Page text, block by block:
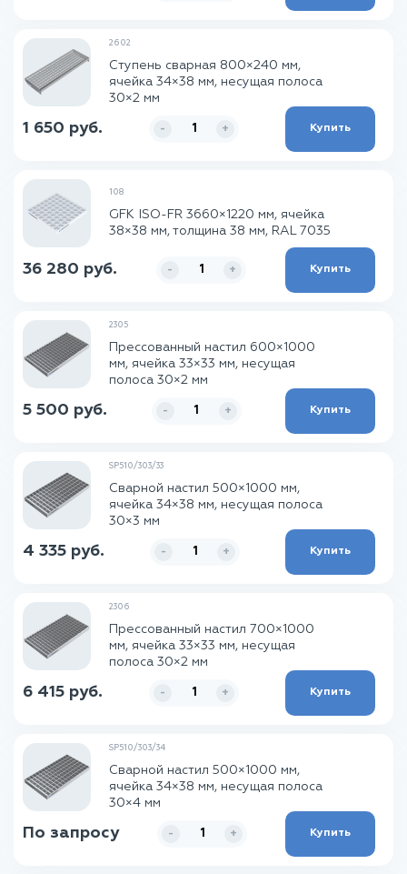
2602
Ступень сварная 800×240 мм,
ячейка 34×38 мм, несущая полоса
30×2 мм
1 650 руб. - + Купить
108
GFK ISO-FR 3660×1220 мм, ячейка
38×38 мм, толщина 38 мм, RAL 7035
36 280 руб. - + Купить
2305
Прессованный настил 600×1000
мм, ячейка 33×33 мм, несущая
полоса 30×2 мм
5 500 руб. - + Купить
SP510/303/33
Сварной настил 500×1000 мм,
ячейка 34×38 мм, несущая полоса
30×3 мм
4 335 руб. - + Купить
2306
Прессованный настил 700×1000
мм, ячейка 33×33 мм, несущая
полоса 30×2 мм
6 415 руб. - + Купить
SP510/303/34
Сварной настил 500×1000 мм,
ячейка 34×38 мм, несущая полоса
30×4 мм
По запросу - + Купить